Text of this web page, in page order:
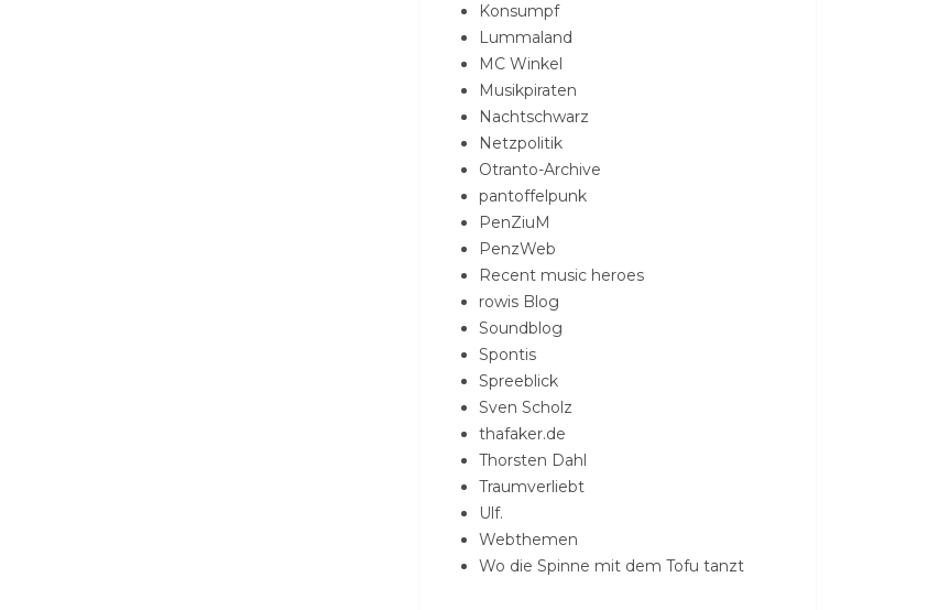
Konsumpf
Lummaland
MC Winkel
Musikpiraten
Nachtschwarz
Netzpolitik
Otranto-Archive
pantoffelpunk
PenZiuM
PenzWeb
Recent music heroes
rowis Blog
Soundblog
Spontis
Spreeblick
Sven Scholz
thafaker.de
Thorsten Dahl
Traumverliebt
Ulf.
Webthemen
Wo die Spinne mit dem Tofu tanzt